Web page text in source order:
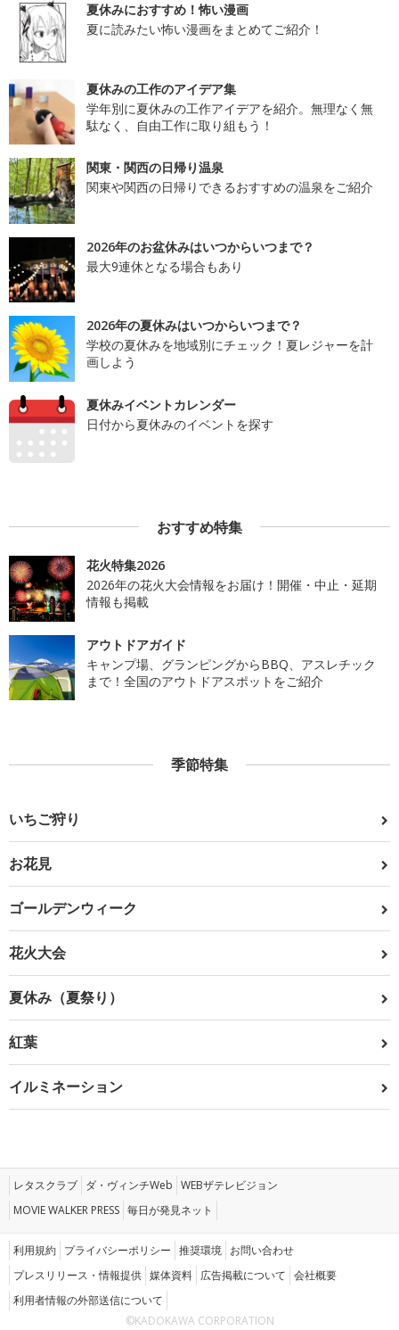
夏休みにおすすめ！怖い漫画
夏に読みたい怖い漫画をまとめてご紹介！
夏休みの工作のアイデア集
学年別に夏休みの工作アイデアを紹介。無理なく無
駄なく、自由工作に取り組もう！
関東・関西の日帰り温泉
関東や関西の日帰りできるおすすめの温泉をご紹介
2026年のお盆休みはいつからいつまで？
最大9連休となる場合もあり
2026年の夏休みはいつからいつまで？
学校の夏休みを地域別にチェック！夏レジャーを計
画しよう
夏休みイベントカレンダー
日付から夏休みのイベントを探す
おすすめ特集
花火特集2026
2026年の花火大会情報をお届け！開催・中止・延期
情報も掲載
アウトドアガイド
キャンプ場、グランピングからBBQ、アスレチック
まで！全国のアウトドアスポットをご紹介
季節特集
いちご狩り
お花見
ゴールデンウィーク
花火大会
夏休み（夏祭り）
紅葉
イルミネーション
レタスクラブ ダ・ヴィンチWeb WEBザテレビジョン
MOVIE WALKER PRESS 毎日が発見ネット
利用規約 プライバシーポリシー 推奨環境 お問い合わせ
プレスリリース・情報提供 媒体資料 広告掲載について 会社概要
利用者情報の外部送信について
©KADOKAWA CORPORATION